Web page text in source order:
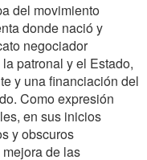
del movimiento
donde nació y
negociador
patronal y el Estado,
y una financiación del
Como expresión
en sus inicios
y obscuros
de las